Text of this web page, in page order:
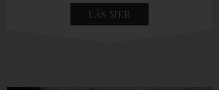
LÄS MER